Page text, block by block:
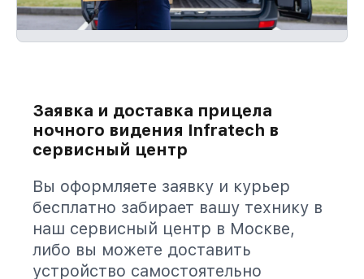
Заявка и доставка прицела
ночного видения Infratech в
сервисный центр
Вы оформляете заявку и курьер
бесплатно забирает вашу технику в
наш сервисный центр в Москве,
либо вы можете доставить
устройство самостоятельно